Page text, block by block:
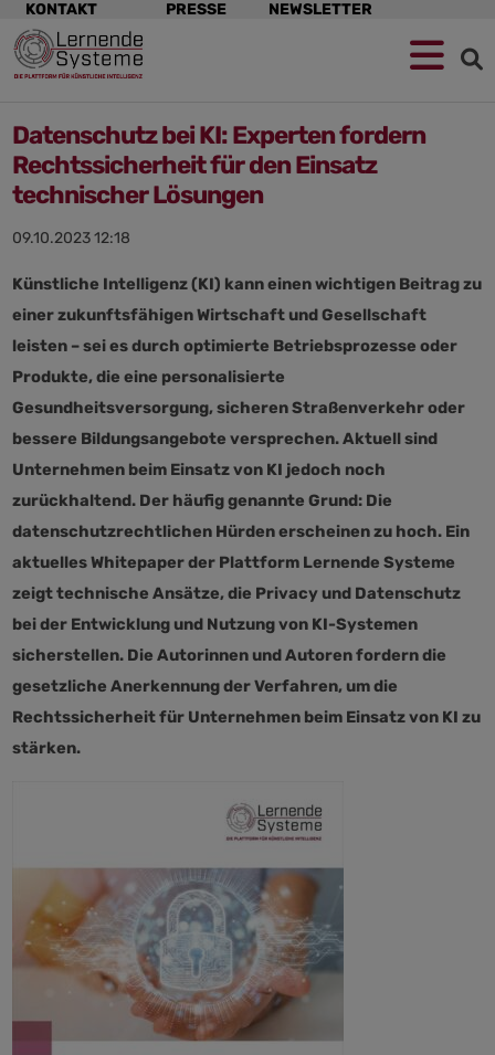
Navigation
überspringen
KONTAKT PRESSE NEWSLETTER
Datenschutz bei KI: Experten fordern
Rechtssicherheit für den Einsatz
technischer Lösungen
09.10.2023 12:18
Künstliche Intelligenz (KI) kann einen wichtigen Beitrag zu
einer zukunftsfähigen Wirtschaft und Gesellschaft
leisten – sei es durch optimierte Betriebsprozesse oder
Produkte, die eine personalisierte
Gesundheitsversorgung, sicheren Straßenverkehr oder
bessere Bildungsangebote versprechen. Aktuell sind
Unternehmen beim Einsatz von KI jedoch noch
zurückhaltend. Der häufig genannte Grund: Die
datenschutzrechtlichen Hürden erscheinen zu hoch. Ein
aktuelles Whitepaper der Plattform Lernende Systeme
zeigt technische Ansätze, die Privacy und Datenschutz
bei der Entwicklung und Nutzung von KI-Systemen
sicherstellen. Die Autorinnen und Autoren fordern die
gesetzliche Anerkennung der Verfahren, um die
Rechtssicherheit für Unternehmen beim Einsatz von KI zu
stärken.